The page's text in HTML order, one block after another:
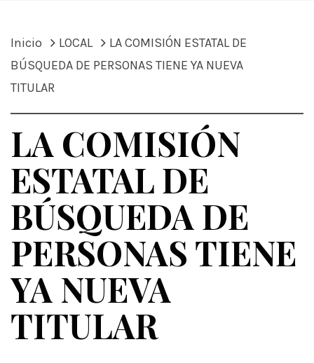
Inicio LOCAL
LA COMISIÓN ESTATAL DE
BÚSQUEDA DE PERSONAS TIENE YA NUEVA
TITULAR
LA COMISIÓN
ESTATAL DE
BÚSQUEDA DE
PERSONAS TIENE
YA NUEVA
TITULAR